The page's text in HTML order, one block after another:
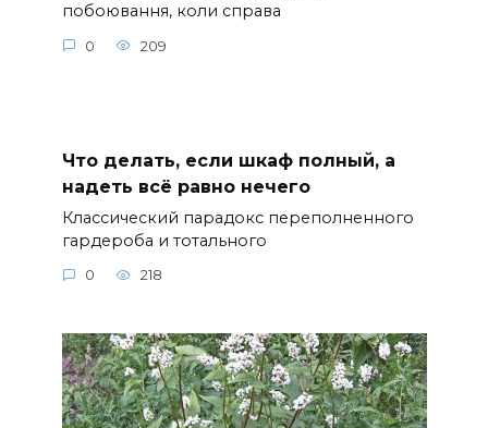
побоювання, коли справа
0 209
Что делать, если шкаф полный, а
надеть всё равно нечего
Классический парадокс переполненного
гардероба и тотального
0 218